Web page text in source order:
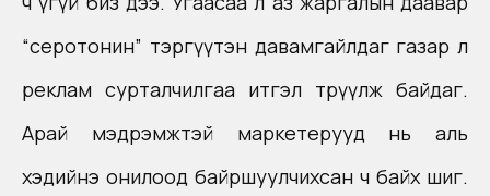
“серотонин” тэргүүтэн давамгайлдаг газар л
реклам сурталчилгаа итгэл төрүүлж байдаг.
Арай мэдрэмжтэй маркетерууд нь аль
хэдийнэ онилоод байршуулчихсан ч байх шиг.